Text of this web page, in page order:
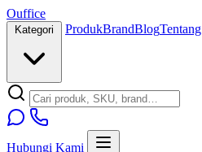
Ouffice
ProdukBrandBlogTentang
Hubungi Kami